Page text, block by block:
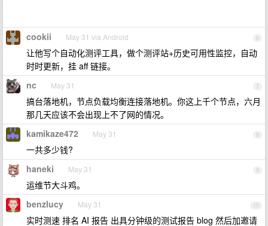
6
cookii May 31 via Android
让他写个自动化测评工具，做个测评站+历史可用性监控，自动
时时更新，挂 aff 链接。
7
nc May 31
搞台落地机，节点负载均衡连接落地机。你这上千个节点，六月
那几天应该不会出现上不了网的情况。
8
kamikaze472 May 31
一共多少钱?
9
haneki May 31
运维节大斗鸡。
10
benzlucy May 31
实时测速 排名 AI 报告 出具分钟级的测试报告 blog 然后加邀请